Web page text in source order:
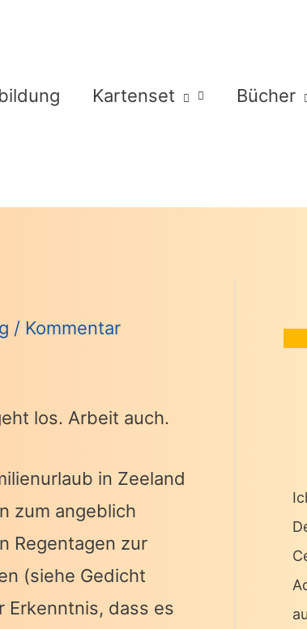
Kartenset Bücher
/ Kommentar
los. Arbeit auch.
in Zeeland
zum angeblich
Regentagen zur
(siehe Gedicht
Erkenntnis, dass es